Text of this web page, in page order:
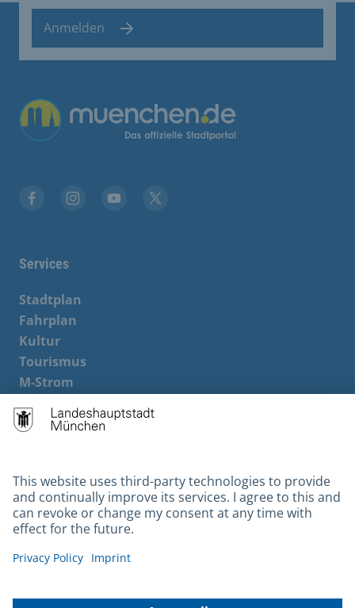
Anmelden
Übergreifende Links
Services
Stadtplan
Fahrplan
Kultur
Tourismus
M-Strom
Hotels
Contact
Barrierefreiheit
Leichte Sprache
Gebärdensprache
Kontakt